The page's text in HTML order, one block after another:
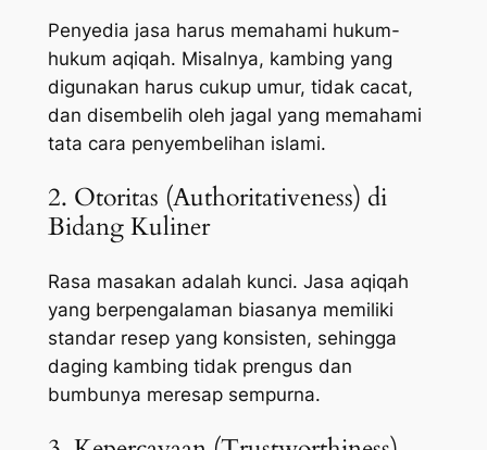
Penyedia jasa harus memahami hukum-
hukum aqiqah. Misalnya, kambing yang
digunakan harus cukup umur, tidak cacat,
dan disembelih oleh jagal yang memahami
tata cara penyembelihan islami.
2. Otoritas (Authoritativeness) di
Bidang Kuliner
Rasa masakan adalah kunci. Jasa aqiqah
yang berpengalaman biasanya memiliki
standar resep yang konsisten, sehingga
daging kambing tidak prengus dan
bumbunya meresap sempurna.